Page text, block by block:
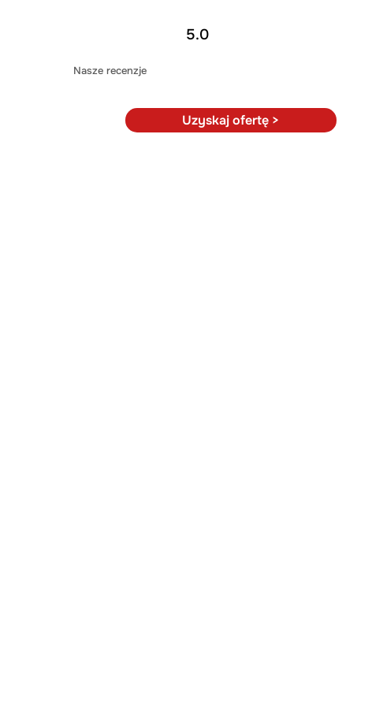
5.0
Nasze recenzje
Uzyskaj ofertę >